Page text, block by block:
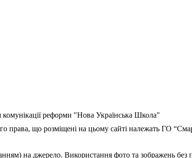
комунікації реформи "Нова Українська Школа"
права, що розміщені на цьому сайті належать ГО
на джерело. Використання фото та зображень без